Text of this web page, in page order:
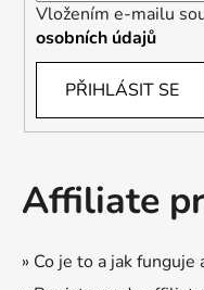
Vložením e-mailu
osobních údajů
PŘIHLÁSIT SE
Affiliate
» Co je to a jak